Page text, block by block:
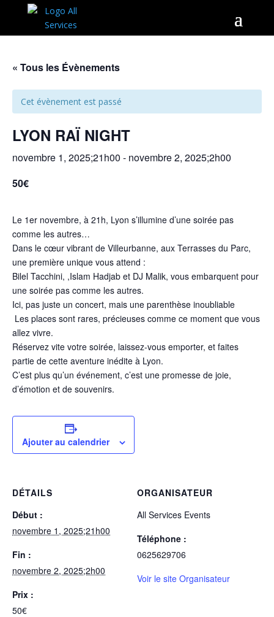
« Tous les Évènements
Cet évènement est passé
LYON RAÏ NIGHT
novembre 1, 2025;21h00 - novembre 2, 2025;2h00
50€
Le 1er novembre, à 21h, Lyon s’illumine d’une soirée pas
comme les autres…
Dans le cœur vibrant de Villeurbanne, aux Terrasses du Parc,
une première unique vous attend :
Bilel Tacchini, ,Islam Hadjab et DJ Malik, vous embarquent pour
une soirée pas comme les autres.
Ici, pas juste un concert, mais une parenthèse inoubliable
Les places sont rares, précieuses comme ce moment que vous
allez vivre.
Réservez vite votre soirée, laissez-vous emporter, et faites
partie de cette aventure inédite à Lyon.
C’est plus qu’un événement, c’est une promesse de joie,
d’émotion et de souvenirs.
Ajouter au calendrier
DÉTAILS
Début :
novembre 1, 2025;21h00
Fin :
novembre 2, 2025;2h00
Prix :
50€
ORGANISATEUR
All Services Events
Téléphone :
0625629706
Voir le site Organisateur